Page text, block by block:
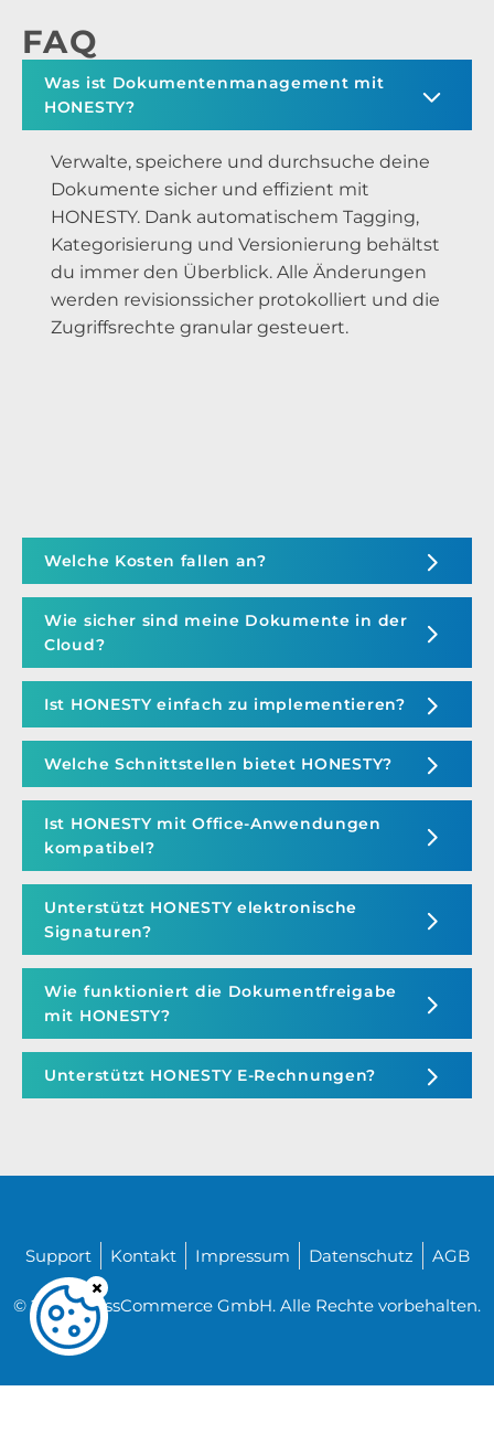
FAQ
Was ist Dokumentenmanagement mit
HONESTY?
Verwalte, speichere und durchsuche deine
Dokumente sicher und effizient mit
HONESTY. Dank automatischem Tagging,
Kategorisierung und Versionierung behältst
du immer den Überblick. Alle Änderungen
werden revisionssicher protokolliert und die
Zugriffsrechte granular gesteuert.
Welche Kosten fallen an?
Wie sicher sind meine Dokumente in der
Cloud?
Ist HONESTY einfach zu implementieren?
Welche Schnittstellen bietet HONESTY?
Ist HONESTY mit Office-Anwendungen
kompatibel?
Unterstützt HONESTY elektronische
Signaturen?
Wie funktioniert die Dokumentfreigabe
mit HONESTY?
Unterstützt HONESTY E-Rechnungen?
© 2026 CrossCommerce GmbH. Alle Rechte vorbehalten.
Support Kontakt Impressum Datenschutz AGB